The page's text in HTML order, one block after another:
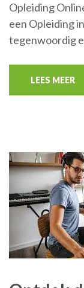
Opleiding
een Opleiding
tegenwoordig
LEES MEER